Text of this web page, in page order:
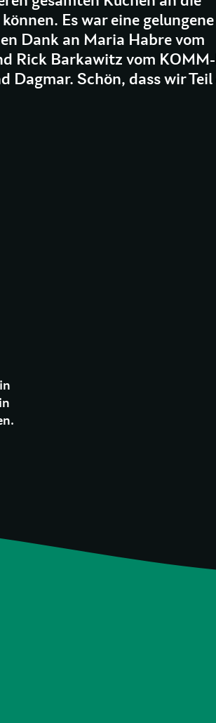
Es war eine gelungene
Dank an Maria Habre vom
Rick Barkawitz vom
Dagmar. Schön, dass wir Teil